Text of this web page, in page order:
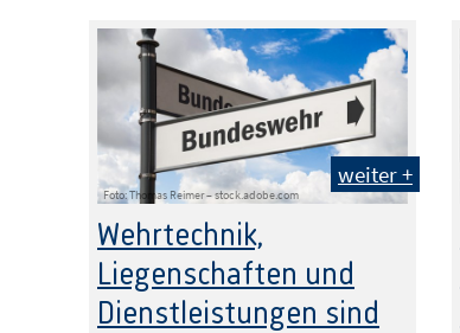
Foto: Thomas Reimer – stock.adobe.com
weiter +
Wehrtechnik,
Liegenschaften und
Dienstleistungen sind